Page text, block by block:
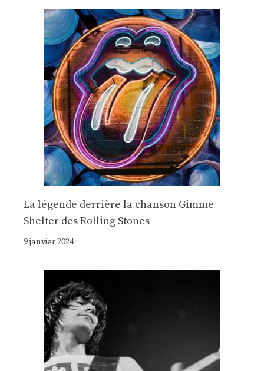
La légende derrière la chanson Gimme
Shelter des Rolling Stones
9 janvier 2024